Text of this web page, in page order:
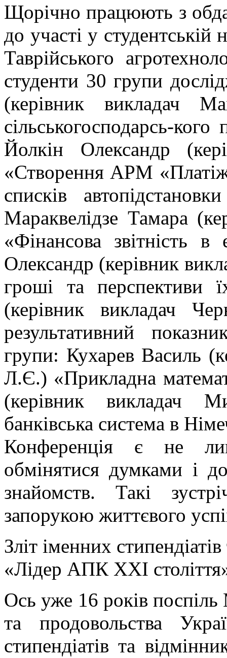
Щорічно працюють з
до участі у студентській
Таврійського
студенти 30 групи
(керівник викладач
сільськогосподарсь-
Йолкін Олександр
«Створення АРМ
списків
Мараквелідзе Тамара
«Фінансова звітність
Олександр (керівник
гроші та перспективи
(керівник викладач
результативний
групи: Кухарев Василь
Л.Є.) «Прикладна
(керівник викладач
банківська система в
Конференція є не
обмінятися думками і
знайомств. Такі
запорукою життєвого
Зліт іменних
«Лідер АПК XXI
Ось уже 16 років поспіль
та продовольства
стипендіатів та